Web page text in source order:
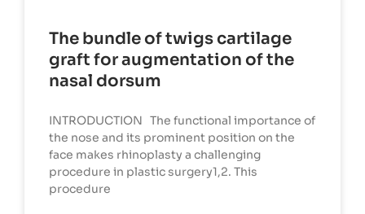
The bundle of twigs cartilage
graft for augmentation of the
nasal dorsum
INTRODUCTION The functional importance of
the nose and its prominent position on the
face makes rhinoplasty a challenging
procedure in plastic surgery1,2. This
procedure